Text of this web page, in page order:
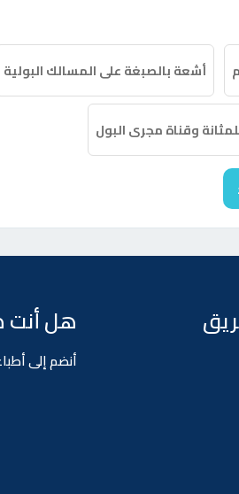
أشعة بالصبغة على المسالك البولية
وقناة مجرى البول
هل أنت
أنضم إلى